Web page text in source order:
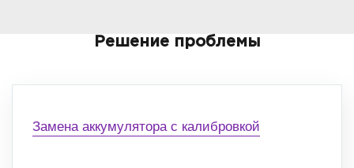
Решение проблемы
Замена аккумулятора с калибровкой